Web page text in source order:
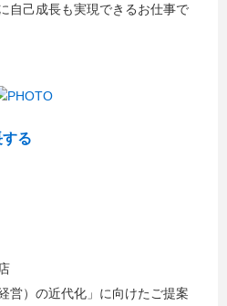
自己成長も実現できるお仕事で
る
営）の近代化」に向けたご提案